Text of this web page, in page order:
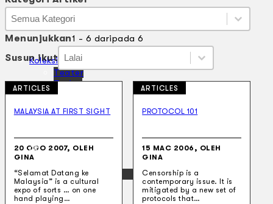
Koleksi Kami
Teater
Tarian
Artikel
Sejarah Lisan
Hubungi Kami
BM
EN
Kategori Artikel
Kategori Artikel
Kategori Artikel
Menunjukkan1 - 6 daripada 6
Susun ikut Susun ikut
Susun ikut
Susun ikut
ARTICLES
MALAYSIA AT FIRST SIGHT
20 OGO 2007, OLEH
GINA
“Selamat Datang ke
Malaysia” is a cultural
expo of sorts … on one
hand playing…
ARTICLES
PROTOCOL 101
15 MAC 2006, OLEH
GINA
Censorship is a
contemporary issue. It is
mitigated by a new set of
protocols that…